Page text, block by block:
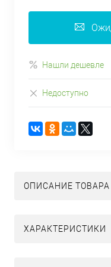
Нашли дешевле
Недоступно
ОПИСАНИЕ ТОВАРА
ХАРАКТЕРИСТИКИ